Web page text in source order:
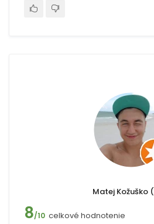
Matej Kožuško
8/10 celkové hodnotenie